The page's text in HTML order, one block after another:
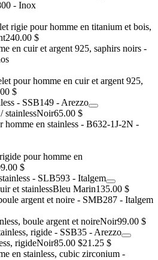
rigie pour homme en titanium et bois,
240.00 $
pour homme en cuir et argent 925,
$
stainlessNoir65.00 $
pour homme en
$
et stainlessBleu Marin135.00 $
boule argent et noireNoir99.00 $
rigideNoir85.00 $21.25 $